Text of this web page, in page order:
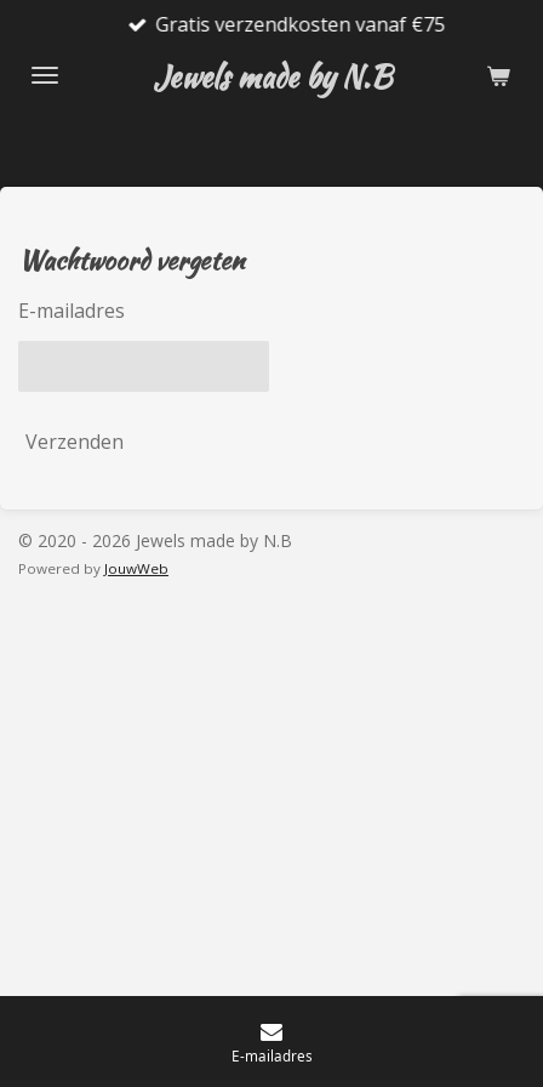
naar
Jewels made by N.B
Gratis verzendkosten vanaf €75
Wachtwoord vergeten
E-mailadres
Verzenden
© 2020 - 2026 Jewels made by N.B
Powered by JouwWeb
E-mailadres